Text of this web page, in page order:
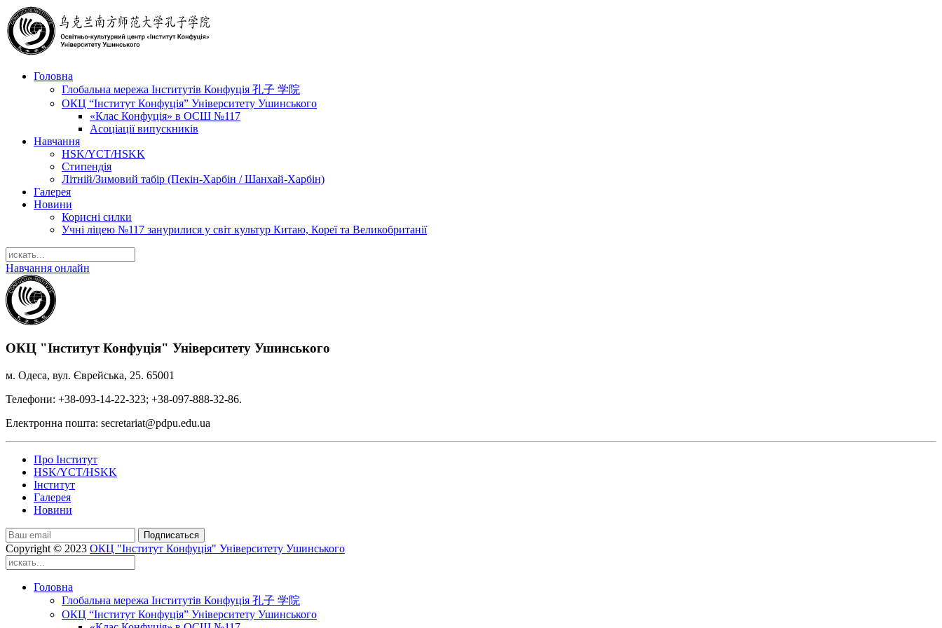
Головна
Глобальна мережа Інститутів Конфуція 孔子 学院
ОКЦ “Інститут Конфуція” Університету Ушинського
«Клас Конфуція» в ОСШ №117
Асоціації випускників
Навчання
HSK/YCT/HSKK
Стипендія
Літній/Зимовий табір (Пекін-Харбін / Шанхай-Харбін)
Галерея
Новини
Корисні силки
Учні ліцею №117 занурилися у світ культур Китаю, Кореї та Великобританії
Навчання онлайн
ОКЦ "Інститут Конфуція" Університету Ушинського
м. Одеса, вул. Єврейська, 25. 65001
Телефони: +38-093-14-22-323; +38-097-888-32-86.
Електронна пошта: secretariat@pdpu.edu.ua
Про Інститут
HSK/YCT/HSKK
Інститут
Галерея
Новини
Подписаться
Copyright © 2023 ОКЦ "Інститут Конфуція" Університету Ушинського
Головна
Глобальна мережа Інститутів Конфуція 孔子 学院
ОКЦ “Інститут Конфуція” Університету Ушинського